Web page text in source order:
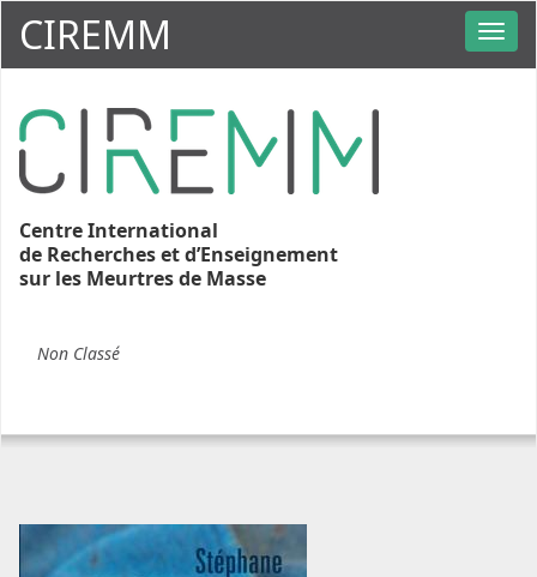
CIREMM
Centre International
de Recherches et d’Enseignement
sur les Meurtres de Masse
Non Classé